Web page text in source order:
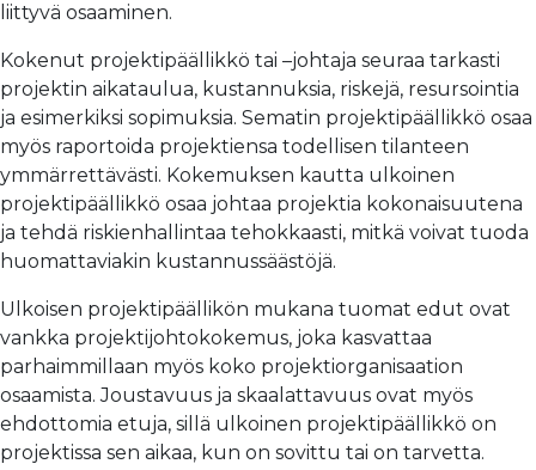
liittyvä osaaminen.
Kokenut projektipäällikkö tai –johtaja seuraa tarkasti
projektin aikataulua, kustannuksia, riskejä, resursointia
ja esimerkiksi sopimuksia. Sematin projektipäällikkö osaa
myös raportoida projektiensa todellisen tilanteen
ymmärrettävästi. Kokemuksen kautta ulkoinen
projektipäällikkö osaa johtaa projektia kokonaisuutena
ja tehdä riskienhallintaa tehokkaasti, mitkä voivat tuoda
huomattaviakin kustannussäästöjä.
Ulkoisen projektipäällikön mukana tuomat edut ovat
vankka projektijohtokokemus, joka kasvattaa
parhaimmillaan myös koko projektiorganisaation
osaamista. Joustavuus ja skaalattavuus ovat myös
ehdottomia etuja, sillä ulkoinen projektipäällikkö on
projektissa sen aikaa, kun on sovittu tai on tarvetta.